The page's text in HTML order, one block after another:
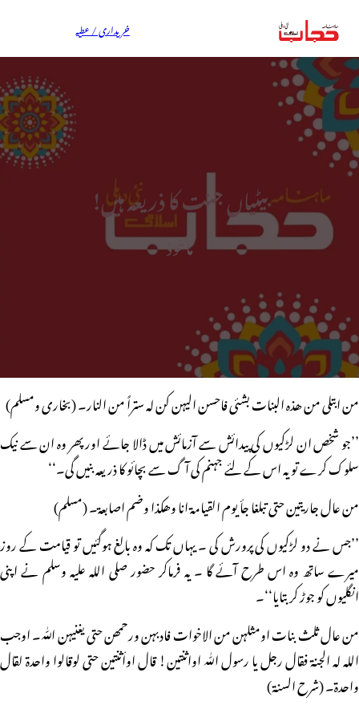
خریداری / عطیہ
بیٹیاں جنت کا ذریعہ ہیں!
ماخوذ
من ابتلی من ھذہ البنات بشئی فاحسن الیہن کن لہ ستراً من النار۔ (بخاری ومسلم)
’’جو شخص ان لڑکیوں کی پیدائش سے آزمائش میں ڈالا جائے اور پھر وہ ان سے نیک
سلوک کرے تو یہ اس کے لئے جہنم کی آگ سے بچائو کا ذریعہ بنیں گی۔‘‘
من عال جاریتین حتی تبلغا جأ یوم القیامۃ انا وھکذا وضم اصابعۃ۔ (مسلم)
’’جس نے دو لڑکیوں کی پرورش کی ۔ یہاں تک کہ وہ بالغ ہوگئیں تو قیامت کے روز
میرے ساتھ وہ اس طرح آئے گا ۔ یہ فرماکر حضور صلی اللہ علیہ وسلم نے اپنی
انگلیوں کو جوڑ کر بتایا‘‘۔
من عال ثلث بنات اومثلہن من الاخوات فادبہن ورحمھن حتی یغنیہن اللّٰہ۔ اوجب
اللہ لہ الجنۃ فقال رجل یا رسول اللّٰہ اواثنتین! قال اوأثنتین حتی لوقالوا واحدۃ لقال
واحدۃ۔ (شرح السنۃ)